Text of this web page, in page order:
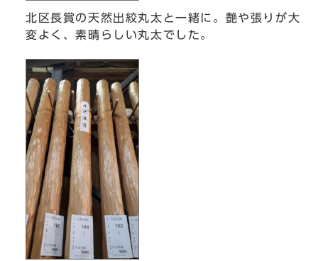
北区長賞の天然出絞丸太と一緒に。艶や張りが大
変よく、素晴らしい丸太でした。